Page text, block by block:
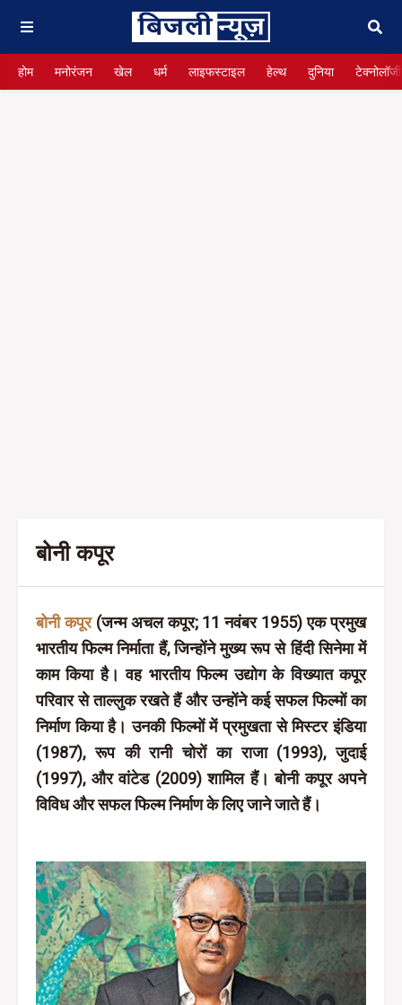
होम मनोरंजन खेल धर्म लाइफस्टाइल हेल्थ दुनिया टेक्नोलॉजी
बोनी कपूर
बोनी कपूर(जन्म अचल कपूर; 11 नवंबर 1955) एक प्रमुख
भारतीय फिल्म निर्माता हैं, जिन्होंने मुख्य रूप से हिंदी सिनेमा में
काम किया है। वह भारतीय फिल्म उद्योग के विख्यात कपूर
परिवार से ताल्लुक रखते हैं और उन्होंने कई सफल फिल्मों का
निर्माण किया है। उनकी फिल्मों में प्रमुखता से मिस्टर इंडिया
(1987), रूप की रानी चोरों का राजा (1993), जुदाई
(1997), और वांटेड (2009) शामिल हैं। बोनी कपूर अपने
विविध और सफल फिल्म निर्माण के लिए जाने जाते हैं।